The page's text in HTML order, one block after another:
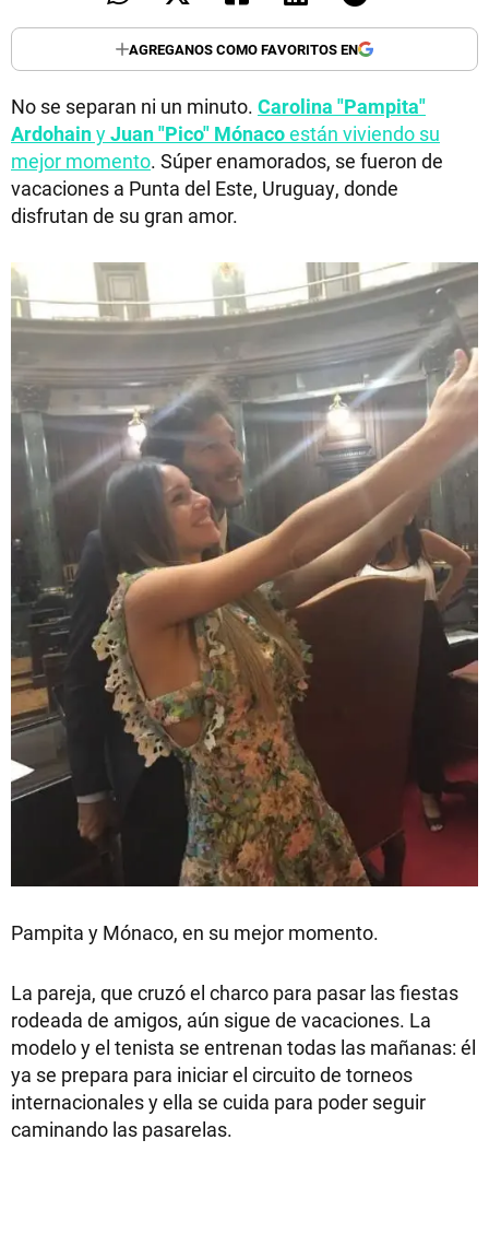
AGREGANOS COMO FAVORITOS EN
No se separan ni un minuto. Carolina "Pampita"
ArdohainyJuan "Pico" Mónacoestán viviendo su
mejor momento. Súper enamorados, se fueron de
vacaciones a Punta del Este, Uruguay, donde
disfrutan de su gran amor.
Pampita y Mónaco, en su mejor momento.
La pareja, que cruzó el charco para pasar las fiestas
rodeada de amigos, aún sigue de vacaciones. La
modelo y el tenista se entrenan todas las mañanas: él
ya se prepara para iniciar el circuito de torneos
internacionales y ella se cuida para poder seguir
caminando las pasarelas.